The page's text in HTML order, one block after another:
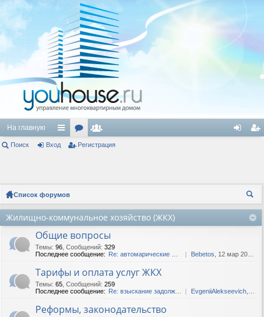
На главную
с
и
ор ол
ел
и
ац
ия
Поиск Вход Регистрация
Список форумов
ои
ск
Жилищно-коммунальное хозяйство (ЖКХ)
Общие вопросы
Темы: 96 Сообщений: 329
Последнее сообщение: Re: автомарические шторы в ... Bebetos , 12 мар 2025, 13:38
Тарифы и оплата услуг ЖКХ
Темы: 65 Сообщений: 259
Последнее сообщение: Re: взыскание задолженности... EvgeniiAlekseevich
Реформы, законодательство